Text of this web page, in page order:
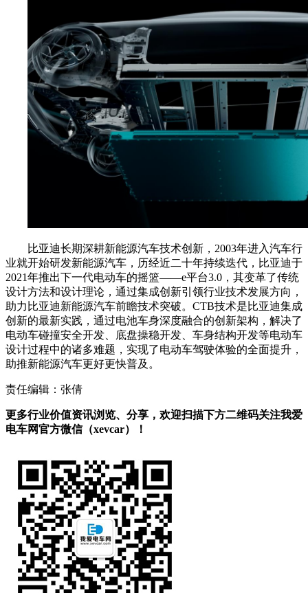
比亚迪长期深耕新能源汽车技术创新，2003年进入汽车行
业就开始研发新能源汽车，历经近二十年持续迭代，比亚迪于
2021年推出下一代电动车的摇篮——e平台3.0，其变革了传统
设计方法和设计理论，通过集成创新引领行业技术发展方向，
助力比亚迪新能源汽车前瞻技术突破。CTB技术是比亚迪集成
创新的最新实践，通过电池车身深度融合的创新架构，解决了
电动车碰撞安全开发、底盘操稳开发、车身结构开发等电动车
设计过程中的诸多难题，实现了电动车驾驶体验的全面提升，
助推新能源汽车更好更快普及。
责任编辑：张倩
更多行业价值资讯浏览、分享，欢迎扫描下方二维码关注我爱
电车网官方微信（xevcar）！